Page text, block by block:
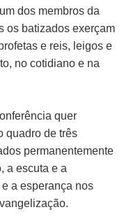
dos membros da
os batizados exerçam
e reis, leigos e
no cotidiano e na
quer
quadro de três
permanentemente
a escuta e a
a esperança nos